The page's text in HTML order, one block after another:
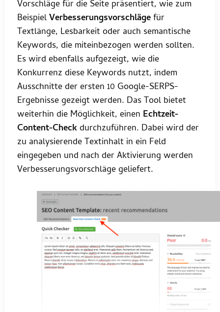
Vorschläge für die Seite präsentiert, wie zum
BeispielVerbesserungsvorschlägefür
Textlänge, Lesbarkeit oder auch semantische
Keywords, die miteinbezogen werden sollten.
Es wird ebenfalls aufgezeigt, wie die
Konkurrenz diese Keywords nutzt, indem
Ausschnitte der ersten 10 Google-SERPS-
Ergebnisse gezeigt werden. Das Tool bietet
weiterhin die Möglichkeit, einen Echtzeit-
Content-Checkdurchzuführen. Dabei wird der
zu analysierende Textinhalt in ein Feld
eingegeben und nach der Aktivierung werden
Verbesserungsvorschläge geliefert.